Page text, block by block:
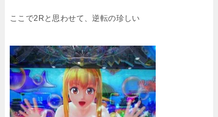
ここで2Rと思わせて、逆転の珍しい